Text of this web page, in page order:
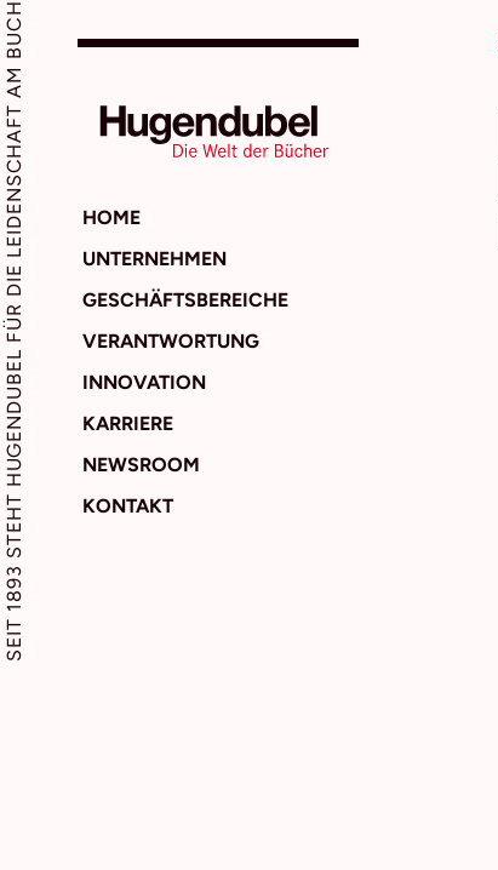
HOME
UNTERNEHMEN
GESCHÄFTSBEREICHE
VERANTWORTUNG
INNOVATION
KARRIERE
NEWSROOM
KONTAKT
SEIT 1893 STEHT HUGENDUBEL FÜR DIE LEIDENSCHAFT AM BUCH